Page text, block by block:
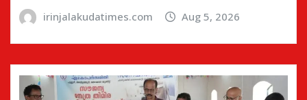
irinjalakudatimes.com Aug 5, 2026